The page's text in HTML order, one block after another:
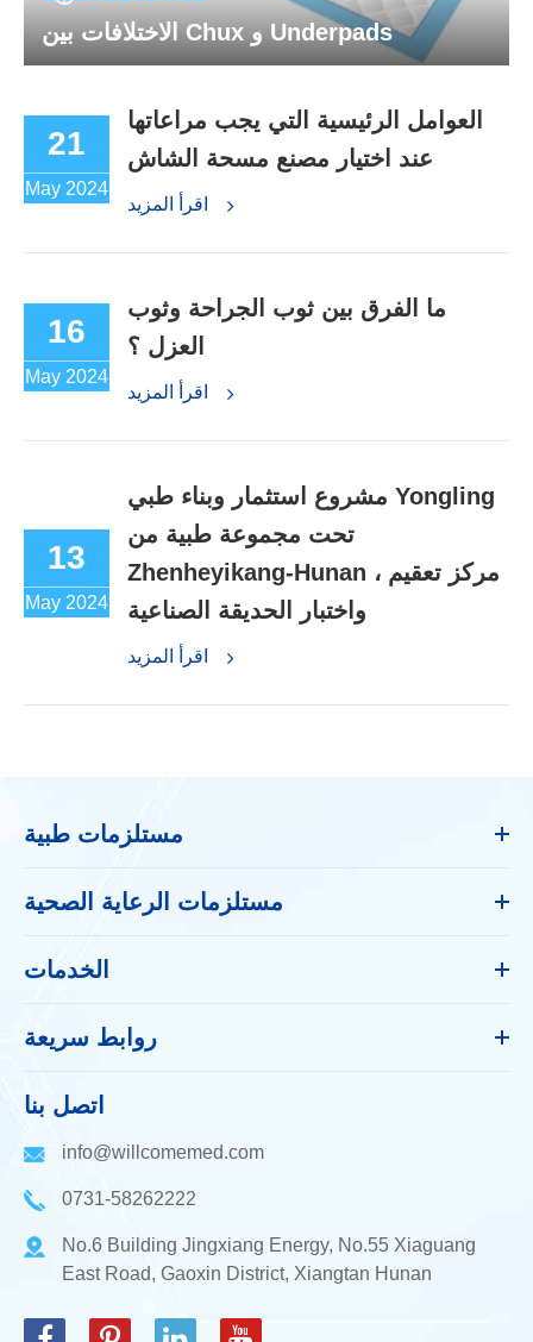
الاختلافات بين Chux و Underpads
21
May 2024
العوامل الرئيسية التي يجب مراعاتها
عند اختيار مصنع مسحة الشاش
16
May 2024
ما الفرق بين ثوب الجراحة وثوب
العزل ؟
13
May 2024
مشروع استثمار وبناء طبي Yongling
تحت مجموعة طبية من
Zhenheyikang-Hunan ، مركز تعقيم
واختبار الحديقة الصناعية
مستلزمات طبية
مستلزمات الرعاية الصحية
الخدمات
روابط سريعة
اتصل بنا
info@willcomemed.com
0731-58262222
No.6 Building Jingxiang Energy, No.55 Xiaguang
East Road, Gaoxin District, Xiangtan Hunan